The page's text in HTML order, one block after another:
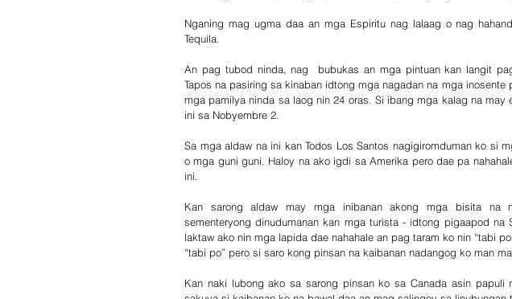
Nganing mag ugma daa an mga Espiritu nag lalaag o nag
Tequila.
An pag tubod ninda, nag  bubukas an mga pintuan kan langit
Tapos na pasiring sa kinaban idtong mga nagadan na mga
mga pamilya ninda sa laog nin 24 oras. Si ibang mga kalag na may
ini sa Nobyembre 2.
Sa mga aldaw na ini kan Todos Los Santos nagigiromduman ko si
o mga guni guni. Haloy na ako igdi sa Amerika pero dae pa
ini.
Kan sarong aldaw may mga inibanan akong mga bisita na
sementeryong dinudumanan kan mga turista - idtong pigaapod na
laktaw ako nin mga lapida dae nahahale an pag taram ko nin “tabi
“tabi po” pero si saro kong pinsan na kaibanan nadangog ko man
Kan naki lubong ako sa sarong pinsan ko sa Canada asin papuli